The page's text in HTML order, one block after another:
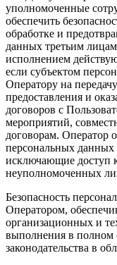
уполномоченные
обеспечить
обработке и
данных третьим
исполнением
если субъектом
Оператору на
предоставления и
договоров с
мероприятий,
договорам. Оператор
персональных
исключающие доступ
неуполномоченных
Безопасность
Оператором,
организационных и
выполнения в полном
законодательства в